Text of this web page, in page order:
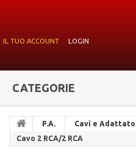
IL TUO ACCOUNT
LOGIN
CATEGORIE
P.A. Cavi e
Cavo 2 RCA/2 RCA